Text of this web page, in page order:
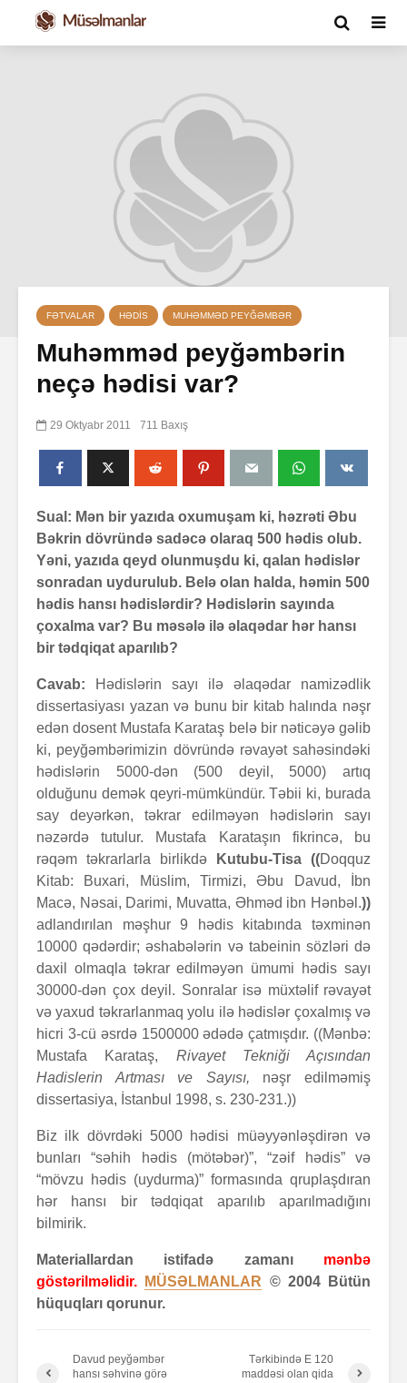
FƏTVALAR HƏDIS MUHƏMMƏD PEYĞƏMBƏR
Muhəmməd peyğəmbərin
neçə hədisi var?
29 Oktyabr 2011 711 Baxış
Sual: Mən bir yazıda oxumuşam ki, həzrəti Əbu
Bəkrin dövründə sadəcə olaraq 500 hədis olub.
Yəni, yazıda qeyd olunmuşdu ki, qalan hədislər
sonradan uydurulub. Belə olan halda, həmin 500
hədis hansı hədislərdir? Hədislərin sayında
çoxalma var? Bu məsələ ilə əlaqədar hər hansı
bir tədqiqat aparılıb?
Cavab: Hədislərin sayı ilə əlaqədar namizədlik
dissertasiyası yazan və bunu bir kitab halında nəşr
edən dosent Mustafa Karataş belə bir nəticəyə gəlib
ki, peyğəmbərimizin dövründə rəvayət sahəsindəki
hədislərin 5000-dən (500 deyil, 5000) artıq
olduğunu demək qeyri-mümkündür. Təbii ki, burada
say deyərkən, təkrar edilməyən hədislərin sayı
nəzərdə tutulur. Mustafa Karataşın fikrincə, bu
rəqəm təkrarlarla birlikdə
Kutubu-Tisa ((Doqquz
Kitab: Buxari, Müslim, Tirmizi, Əbu Davud, İbn
Macə, Nəsai, Darimi, Muvatta, Əhməd ibn Hənbəl.))
adlandırılan məşhur 9 hədis kitabında təxminən
10000 qədərdir; əshabələrin və tabeinin sözləri də
daxil olmaqla təkrar edilməyən ümumi hədis sayı
30000-dən çox deyil. Sonralar isə müxtəlif rəvayət
və yaxud təkrarlanmaq yolu ilə hədislər çoxalmış və
hicri 3-cü əsrdə 1500000 ədədə çatmışdır. ((Mənbə:
Mustafa Karataş, Rivayet Tekniği Açısından
Hadislerin Artması ve Sayısı, nəşr edilməmiş
dissertasiya, İstanbul 1998, s. 230-231.))
Biz ilk dövrdəki 5000 hədisi müəyyənləşdirən və
bunları “səhih hədis (mötəbər)”, “zəif hədis” və
“mövzu hədis (uydurma)” formasında qruplaşdıran
hər hansı bir tədqiqat aparılıb aparılmadığını
bilmirik.
Materiallardan istifadə zamanı mənbə
göstərilməlidir.
MÜSƏLMANLAR © 2004 Bütün
hüquqları qorunur.
Davud peyğəmbər
hansı səhvinə görə
Tərkibində E 120
maddəsi olan qida